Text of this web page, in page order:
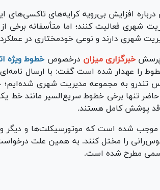
افزایش بی‌رویه کرایه‌های تاکسی‌های
شهری فعالیت کنند؛ اما متأسفانه برخی
شهری دارند و نوعی خودمختاری در
پرسشخبرگزاری میزان درخصوص خطوط ویژه
را عهدار شده است گفت: با ارسال نامه‌ای
تندرو به مجموعه مدیریت شهری شده‌ایم؛
حاضر تنها برخی خطوط سریع‌السیر مانند
پوشش کامل هستند.
موجب شده است که موتورسیکلت‌ها و دیگر
را مختل کنند. به همین علت
مطرح شده است.